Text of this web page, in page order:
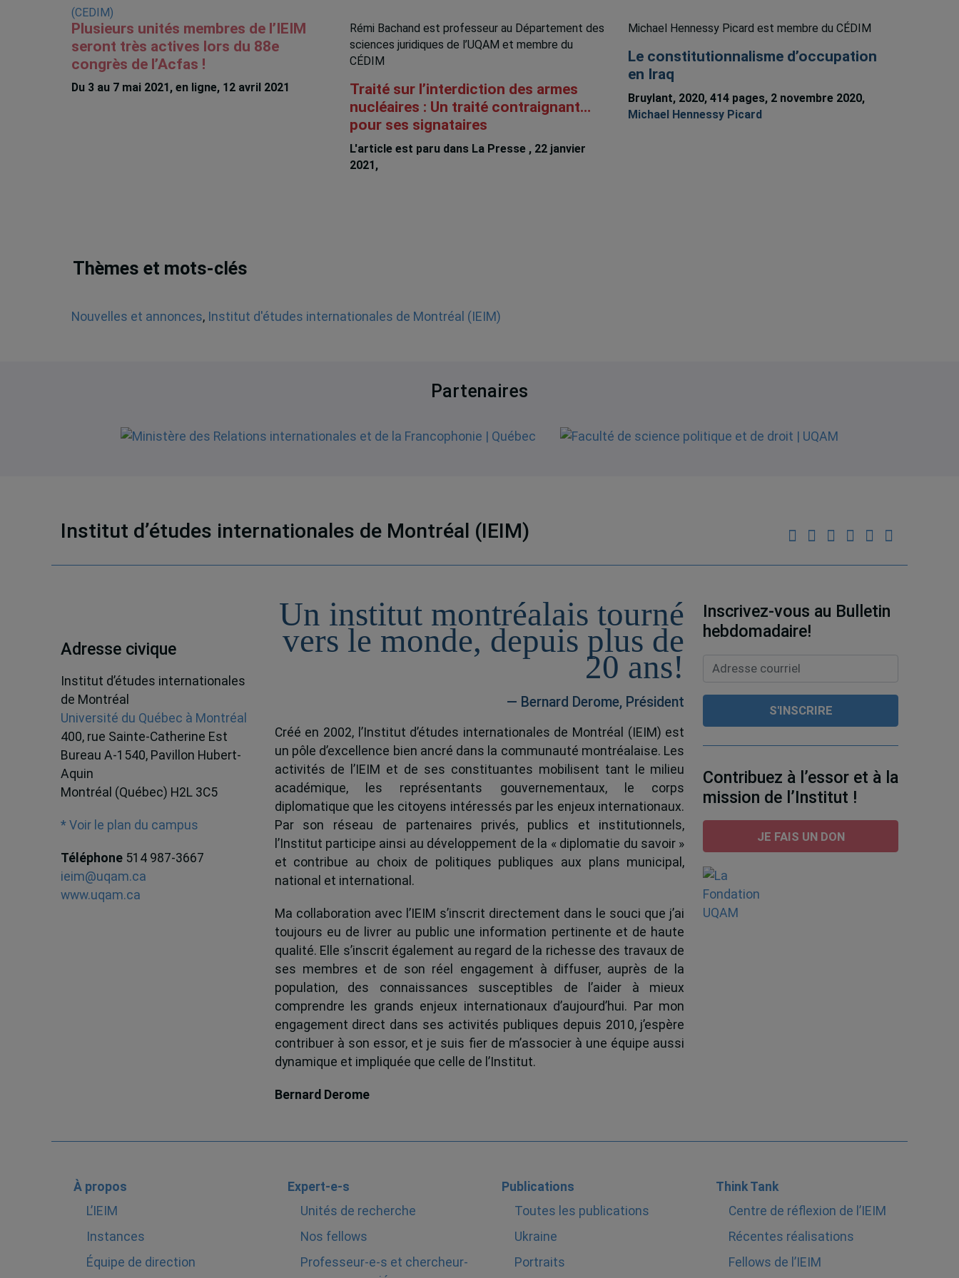
Plusieurs unités membres de l’IEIM
seront très actives lors du 88e
congrès de l’Acfas !
Du 3 au 7 mai 2021, en ligne, 12 avril 2021
Rémi Bachand est professeur au Département des
sciences juridiques de l’UQAM et membre du
CÉDIM
Traité sur l’interdiction des armes
nucléaires : Un traité contraignant…
pour ses signataires
L'article est paru dans La Presse , 22 janvier
2021,
Michael Hennessy Picard est membre du CÉDIM
Le constitutionnalisme d’occupation
en Iraq
Bruylant, 2020, 414 pages, 2 novembre 2020,
Michael Hennessy Picard
Thèmes et mots-clés
Nouvelles et annonces, Institut d'études internationales de Montréal (IEIM)
Partenaires
Institut d’études internationales de Montréal (IEIM)
Adresse civique
Institut d’études internationales
de Montréal
Université du Québec à Montréal
400, rue Sainte-Catherine Est
Bureau A-1540, Pavillon Hubert-
Aquin
Montréal (Québec) H2L 3C5
* Voir le plan du campus
Téléphone 514 987-3667
ieim@uqam.ca
www.uqam.ca
Un institut montréalais tourné
vers le monde, depuis plus de
20 ans!
— Bernard Derome, Président
Créé en 2002, l’Institut d’études internationales de Montréal (IEIM) est
un pôle d’excellence bien ancré dans la communauté montréalaise. Les
activités de l’IEIM et de ses constituantes mobilisent tant le milieu
académique, les représentants gouvernementaux, le corps
diplomatique que les citoyens intéressés par les enjeux internationaux.
Par son réseau de partenaires privés, publics et institutionnels,
l’Institut participe ainsi au développement de la « diplomatie du savoir »
et contribue au choix de politiques publiques aux plans municipal,
national et international.
Ma collaboration avec l’IEIM s’inscrit directement dans le souci que j’ai
toujours eu de livrer au public une information pertinente et de haute
qualité. Elle s’inscrit également au regard de la richesse des travaux de
ses membres et de son réel engagement à diffuser, auprès de la
population, des connaissances susceptibles de l’aider à mieux
comprendre les grands enjeux internationaux d’aujourd’hui. Par mon
engagement direct dans ses activités publiques depuis 2010, j’espère
contribuer à son essor, et je suis fier de m’associer à une équipe aussi
dynamique et impliquée que celle de l’Institut.
Bernard Derome
Inscrivez-vous au Bulletin
hebdomadaire!
Contribuez à l’essor et à la
mission de l’Institut !
JE FAIS UN DON
À propos
L’IEIM
Instances
Équipe de direction
Expert-e-s
Unités de recherche
Nos fellows
Professeur-e-s et chercheur-
Publications
Toutes les publications
Ukraine
Portraits
Think Tank
Centre de réflexion de l’IEIM
Récentes réalisations
Fellows de l’IEIM